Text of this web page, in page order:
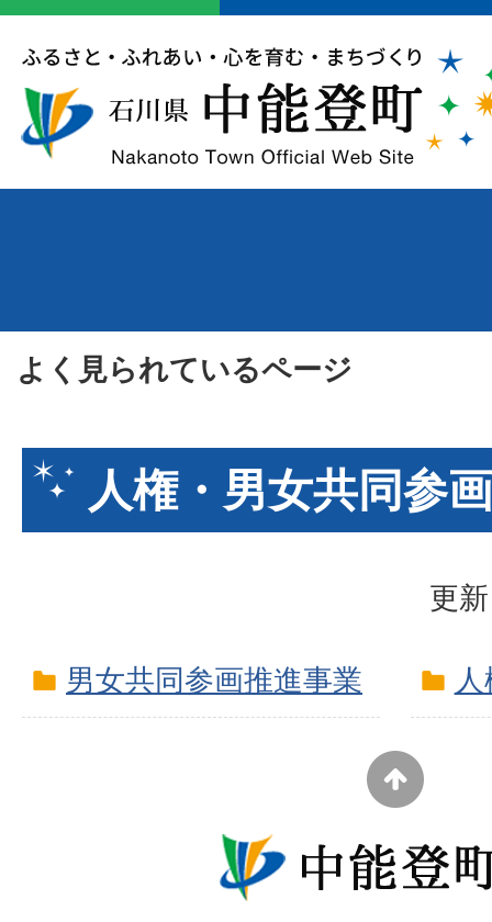
よく見られているページ
人権・男女共同参画
更
男女共同参画推進事業